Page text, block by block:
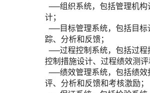
──组织系统，包括管理机构
计；
──目标管理系统，包括目标
踪、分析和反馈；
──过程控制系统，包括过程
控制措施设计、过程绩效测评
──绩效管理系统，包括绩效
评、分析和反馈和考核激励；